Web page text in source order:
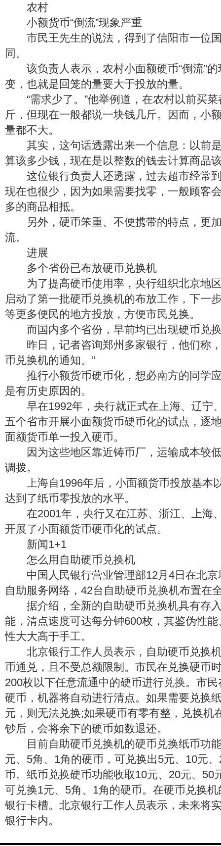
农村
小额货币“倒流”现象严重
市民王先生的说法，得到了信阳市一位
同。
该负责人表示，农村小面额硬币“倒流”的
变，也就是回笼的量要大于投放的量。
“需求少了。”他举例道，在农村以前买菜
斤，但现在一般都说一块钱几斤。因而，小
量都不大。
其实，这句话透露出来一个信息：以前
算该多少钱，现在是以整数的钱去计算商品
这位银行负责人还透露，过去超市经常
现在也很少，因为如果需要找零，一般顾客
多的商品相抵。
另外，硬币笨重、不便携带的特点，更
流。
进展
多个省份已布放硬币兑换机
为了提高硬币使用率，央行组织北京地
启动了第一批硬币兑换机的布放工作，下一
等更多便民的地方投放，方便市民兑换。
而国内多个省份，早前均已出现硬币兑
昨日，记者咨询郑州多家银行，他们称，
币兑换机的通知。”
推行小额货币硬币化，想必南方的同学
是有历史原因的。
早在1992年，央行就正式在上海、辽宁
五个省市开展小面额货币硬币化的试点，逐
面额货币单一投入硬币。
因为这些地区靠近铸币厂，运输成本较
调拨。
上海自1996年后，小面额货币投放基本
达到了纸币零投放的水平。
在2001年，央行又在江苏、浙江、上海
开展了小面额货币硬币化的试点。
新闻1+1
怎么用自助硬币兑换机
中国人民银行营业管理部12月4日在北京
自助服务网络，42台自助硬币兑换机布置在
据介绍，全新的自助硬币兑换机具有存
能，清点速度可达每分钟600枚，其鉴伪性
性大大高于手工。
北京银行工作人员表示，自助硬币兑换
币通兑，且不受总额限制。市民在兑换硬币
200枚以下任意流通中的硬币进行兑换。市
硬币，机器将自动进行清点。如果需要兑换
元，则无法兑换;如果硬币有零有整，兑换机
钞后，会将余下的硬币如数退还。
目前自助硬币兑换机的硬币兑换纸币功
元、5角、1角的硬币，可兑换出5元、10元
币。纸币兑换硬币功能收取10元、20元、50
可兑换1元、5角、1角的硬币。在硬币兑换
银行卡槽。北京银行工作人员表示，未来将
银行卡内。